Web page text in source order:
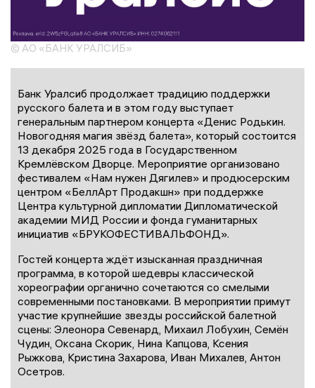
© АО «БАНК УРАЛСИБ»
Банк Уралсиб продолжает традицию поддержки
русского балета и в этом году выступает
генеральным партнером концерта «Денис Родькин.
Новогодняя магия звёзд балета», который состоится
13 декабря 2025 года в Государственном
Кремлёвском Дворце. Мероприятие организовано
фестивалем «Нам нужен Дягилев» и продюсерским
центром «БеллАрт Продакшн» при поддержке
Центра культурной дипломатии Дипломатической
академии МИД России и фонда гуманитарных
инициатив «БРУКОФЕСТИВАЛЬФОНД».
Гостей концерта ждёт изысканная праздничная
программа, в которой шедевры классической
хореографии органично сочетаются со смелыми
современными постановками. В мероприятии примут
участие крупнейшие звезды российской балетной
сцены: Элеонора Севенард, Михаил Лобухин, Семён
Чудин, Оксана Скорик, Нина Капцова, Ксения
Рыжкова, Кристина Захарова, Иван Михалев, Антон
Осетров.